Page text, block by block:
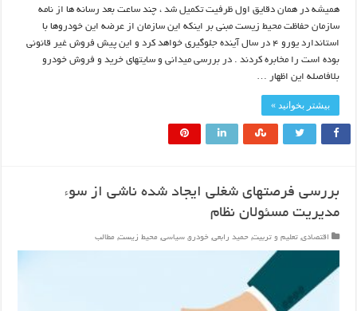
همیشه در همان دقایق اول ظرفیت تکمیل شد ، چند ساعت بعد رسانه ها از نامه
سازمان حفاظت محیط زیست مبنی بر اینکه این سازمان از عرضه این خودروها با
استاندارد یورو ۴ در سال آینده جلوگیری خواهد کرد و این پیش فروش غیر قانونی
بوده است را مخابره کردند . در بررسی میدانی و سایتهای خرید و فروش خودرو
بلافاصله این اظهار …
بیشتر بخوانید »
بررسی فرصتهای شغلی ایجاد شده ناشی از سوء
مدیریت مسئولان نظام
اقتصادی, تعلیم و تربیت, حمید رابعی, خودرو, سیاسی, محیط زیست, مطالب